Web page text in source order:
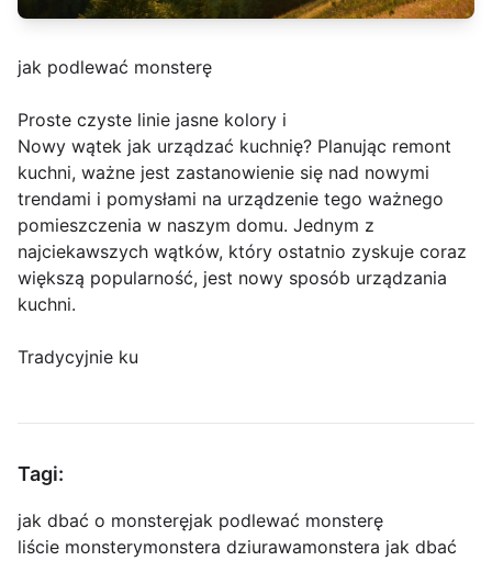
jak podlewać monsterę
Proste czyste linie jasne kolory i
Nowy wątek jak urządzać kuchnię? Planując remont
kuchni, ważne jest zastanowienie się nad nowymi
trendami i pomysłami na urządzenie tego ważnego
pomieszczenia w naszym domu. Jednym z
najciekawszych wątków, który ostatnio zyskuje coraz
większą popularność, jest nowy sposób urządzania
kuchni.
Tradycyjnie ku
Tagi:
jak dbać o monsteręjak podlewać monsterę
liście monsterymonstera dziurawamonstera jak dbać